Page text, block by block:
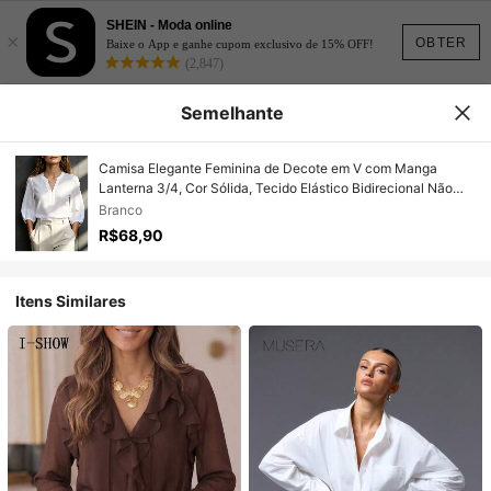
OBTER
×
SHEIN - Moda online
Baixe o App e ganhe cupom exclusivo de 15% OFF!
(2,847)
Semelhante
Camisa Elegante Feminina de Decote em V com Manga
Lanterna 3/4, Cor Sólida, Tecido Elástico Bidirecional Não
Transparente, Ideal para Trabalho e Passeio no Verão, Cor
Branca
Branco
R$68,90
Itens Similares